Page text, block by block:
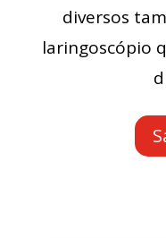
diversos
laringoscópio